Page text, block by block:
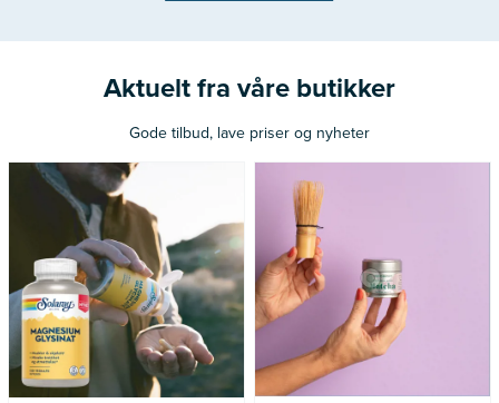
Aktuelt fra våre butikker
Gode tilbud, lave priser og nyheter
Nå: 260 kr Før: 325 kr